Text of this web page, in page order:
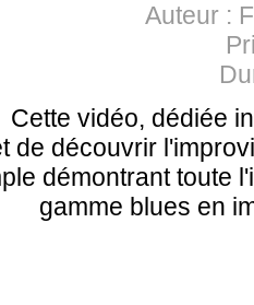
Auteur :
Cette vidéo, dédiée
de découvrir
démontrant toute
gamme blues en